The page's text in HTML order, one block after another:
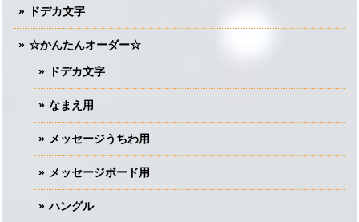
ドデカ文字
☆かんたんオーダー☆
ドデカ文字
なまえ用
メッセージうちわ用
メッセージボード用
ハングル